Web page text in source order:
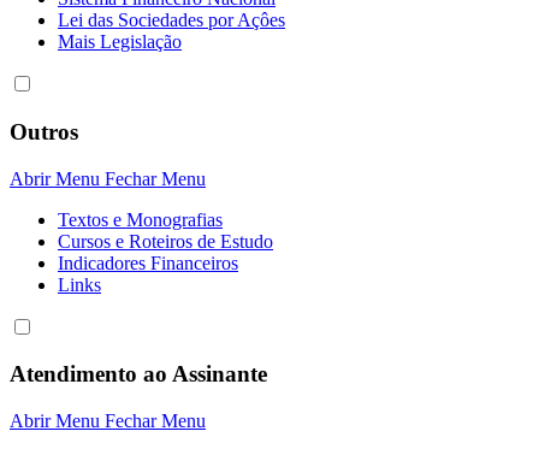
Lei das Sociedades por Açôes
Mais Legislação
Outros
Abrir Menu Fechar Menu
Textos e Monografias
Cursos e Roteiros de Estudo
Indicadores Financeiros
Links
Atendimento ao Assinante
Abrir Menu Fechar Menu